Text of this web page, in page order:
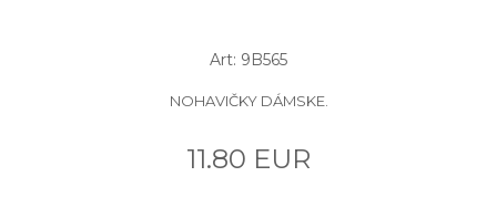
Art: 9B565
NOHAVIČKY DÁMSKE.
11.80 EUR